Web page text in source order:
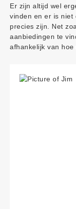
Er zijn altijd wel
vinden en er is niet
precies zijn. Net
aanbiedingen te
afhankelijk van hoe